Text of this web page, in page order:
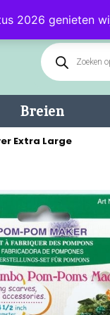
2026 genieten
Breien
Extra Large